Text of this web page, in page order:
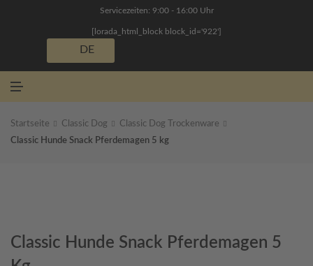
Servicezeiten: 9:00 - 16:00 Uhr
[lorada_html_block block_id='922']
DE
Startseite Classic Dog
Classic Dog Trockenware
Classic Hunde Snack Pferdemagen 5 kg
Classic Hunde Snack Pferdemagen 5